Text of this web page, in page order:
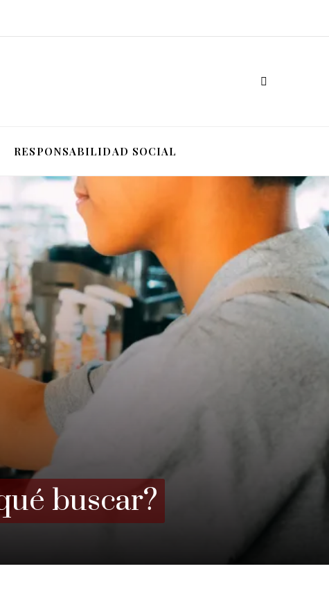
RESPONSABILIDAD SOCIAL
buscar?